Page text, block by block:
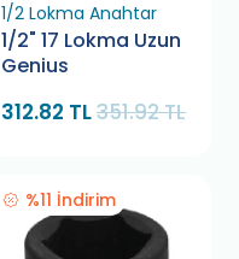
1/2 Lokma Anahtar
1/2" 17 Lokma Uzun
Genius
312.82 TL351.92 TL
%11 İndirim